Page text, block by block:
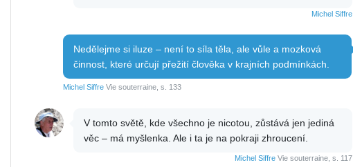
Michel Siffre
Nedělejme si iluze – není to síla těla, ale vůle a mozková
činnost, které určují přežití člověka v krajních podmínkách.
Michel SiffreVie souterraine, s. 133
V tomto světě, kde všechno je nicotou, zůstává jen jediná
věc – má myšlenka. Ale i ta je na pokraji zhroucení.
Michel SiffreVie souterraine, s. 117